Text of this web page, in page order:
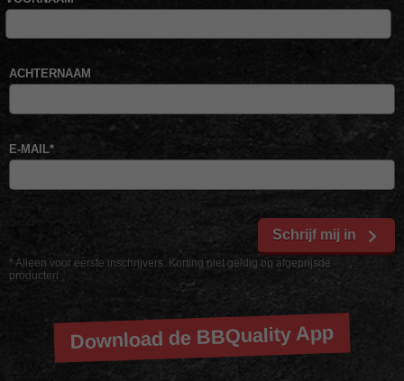
* Alleen voor eerste inschrijvers. Korting niet geldig op afgeprijsde
producten
ACHTERNAAM
E-MAIL*
Schrijf mij in
Download de BBQuality App